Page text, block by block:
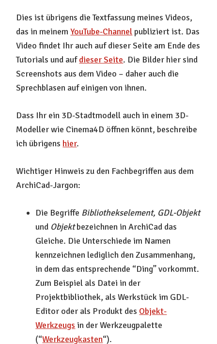
Dies ist übrigens die Textfassung meines Videos,
das in meinemYouTube-Channel publiziert ist. Das
Video findet Ihr auch auf dieser Seite am Ende des
Tutorials und aufdieser Seite. Die Bilder hier sind
Screenshots aus dem Video – daher auch die
Sprechblasen auf einigen von ihnen.
Dass Ihr ein 3D-Stadtmodell auch in einem 3D-
Modeller wie Cinema4D öffnen könnt, beschreibe
ich übrigens hier.
Wichtiger Hinweis zu den Fachbegriffen aus dem
ArchiCad-Jargon:
Die Begriffe Bibliothekselement, GDL-Objekt
und Objektbezeichnen in ArchiCad das
Gleiche. Die Unterschiede im Namen
kennzeichnen lediglich den Zusammenhang,
in dem das entsprechende “Ding” vorkommt.
Zum Beispiel als Datei in der
Projektbibliothek, als Werkstück im GDL-
Editor oder als Produkt des Objekt-
Werkzeugs in der Werkzeugpalette
(“Werkzeugkasten“).